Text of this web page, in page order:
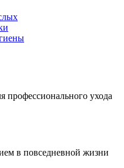
профессионального ухода
в повседневной жизни